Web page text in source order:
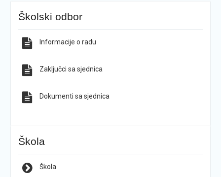
Školski odbor
Informacije o radu
Zaključci sa sjednica
Dokumenti sa sjednica
Škola
Škola